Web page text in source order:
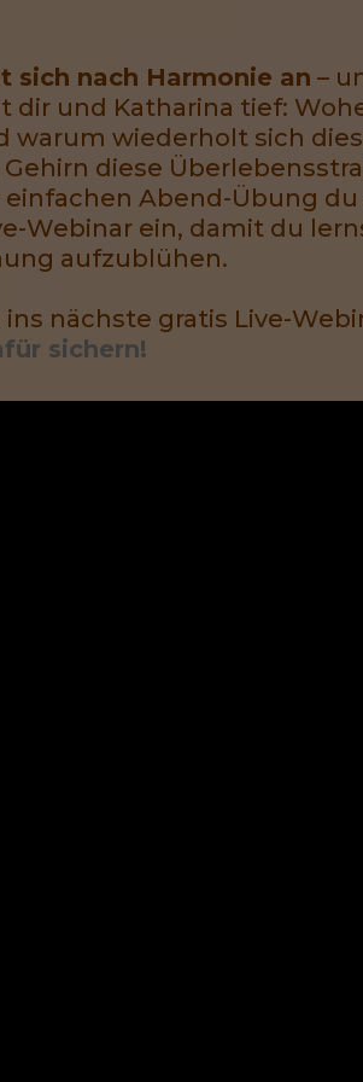
sich nach Harmonie an –
und Katharina tief:
warum wiederholt sich
diese
Abend-Übung
Webinar ein, damit du
aufzublühen.
nächste gratis Live-
sichern!